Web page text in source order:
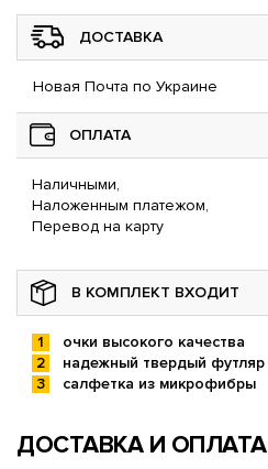
ДОСТАВКА
Новая Почта по Украине
ОПЛАТА
Наличными,
Наложенным платежом,
Перевод на карту
В КОМПЛЕКТ ВХОДИТ
очки высокого качества
надежный твердый футляр
салфетка из микрофибры
ДОСТАВКА И ОПЛАТА